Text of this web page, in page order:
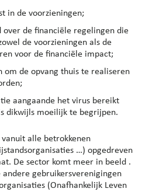
in de voorzieningen;
over de financiële regelingen die
de voorzieningen als de
voor de financiële impact;
om de opvang thuis te realiseren
aangaande het virus bereikt
dikwijls moeilijk te begrijpen.
alle betrokkenen
…) opgedreven
De sector komt meer in beeld .
andere gebruikersverenigingen
(Onafhankelijk Leven